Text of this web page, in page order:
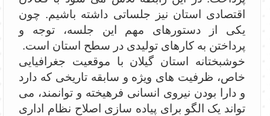
اقتصادی استان نیز جلساتی داشته باشیم. چون
یکی از دستورهای مهم این جلسه، توجه و
پرداختن به کارهای تولیدی در سطح استان است.
خوشبختانه استان گیلان با موقعیت جغرافیایی
خاص، ظرفیت های ویژه و سابقه تاریخی که دارد
و دارا بودن نیروی انسانی فرهیخته و توانمند، می
تواند یک الگو برای پیاده سازی اصلاح نظام اداری